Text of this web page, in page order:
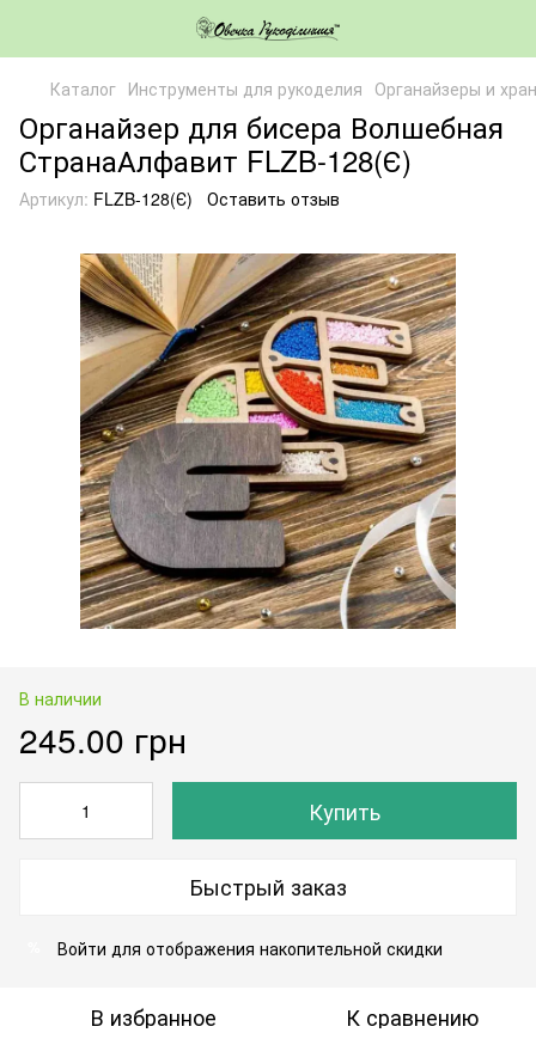
Каталог Инструменты для рукоделия Органайзеры и
Органайзер для бисера Волшебная
СтранаАлфавит FLZB-128(Є)
Артикул: FLZB-128(Є) Оставить отзыв
В наличии
245.00 грн
Купить
Быстрый заказ
Войти для отображения накопительной скидки
В избранное К сравнению